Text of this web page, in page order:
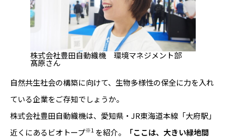
株式会社豊田自動織機 環境マネジメント部
髙原さん
自然共生社会の構築に向けて、生物多様性の保全に力を入れ
ている企業をご存知でしょうか。
株式会社豊田自動織機は、愛知県・JR東海道本線「大府駅」
近くにあるビオトープ※1 を紹介。
「ここは、大きい緑地間